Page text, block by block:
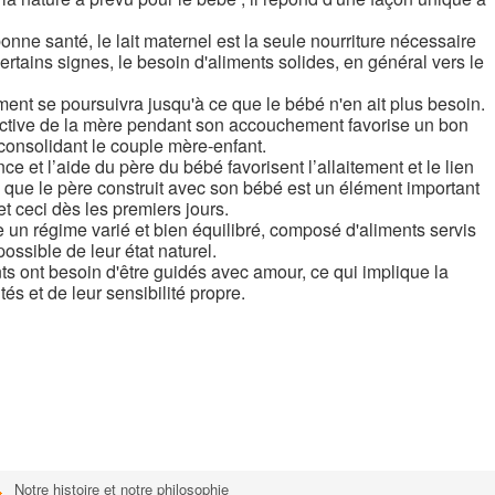
santé, le lait maternel est la seule nourriture nécessaire
signes, le besoin d'aliments solides, en général vers le
se poursuivra jusqu'à ce que le bébé n'en ait plus besoin.
de la mère pendant son accouchement favorise un bon
le couple mère-enfant.
et l’aide du père du bébé favorisent l’allaitement et le lien
le père construit avec son bébé est un élément important
ceci dès les premiers jours.
régime varié et bien équilibré, composé d'aliments servis
de leur état naturel.
ont besoin d'être guidés avec amour, ce qui implique la
et de leur sensibilité propre.
Notre histoire et notre philosophie